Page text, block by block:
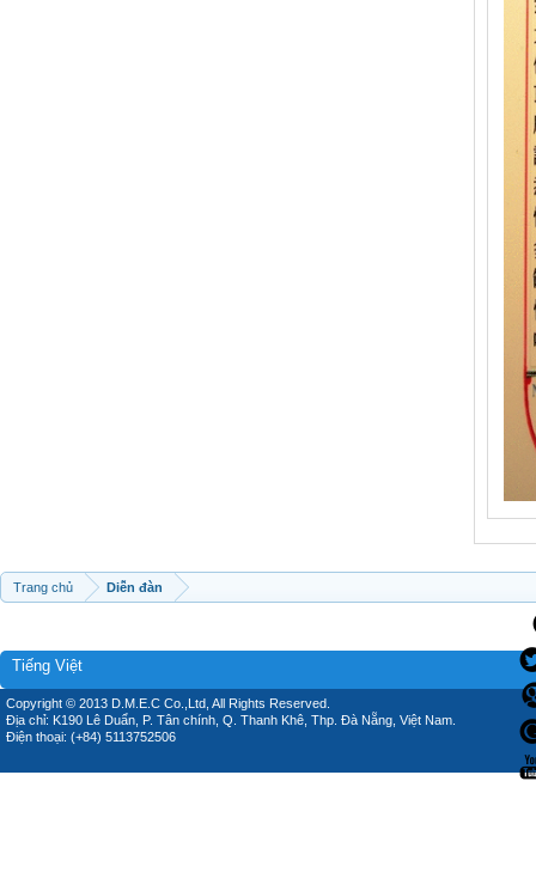
Trang chủ Diễn đàn
Tiếng Việt
Copyright © 2013 D.M.E.C Co.,Ltd, All Rights Reserved.
Địa chỉ: K190 Lê Duẩn, P. Tân chính, Q. Thanh Khê, Thp. Đà Nẵng, Việt Nam.
Điện thoại: (+84) 5113752506